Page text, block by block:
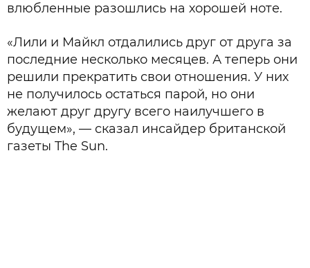
влюбленные разошлись на хорошей ноте.
«Лили и Майкл отдалились друг от друга за
последние несколько месяцев. А теперь они
решили прекратить свои отношения. У них
не получилось остаться парой, но они
желают друг другу всего наилучшего в
будущем», — сказал инсайдер британской
газеты The Sun.